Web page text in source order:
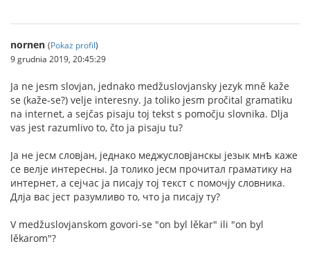
nornen (Pokaż profil)
9 grudnia 2019, 20:45:29
Ja ne jesm slovjan, jednako medžuslovjansky jezyk mně kaže
se (kaže-se?) velje interesny. Ja toliko jesm pročital gramatiku
na internet, a sejčas pisaju toj tekst s pomočju slovnika. Dlja
vas jest razumlivo to, čto ja pisaju tu?
Jа не jесм словjан, jеднако меджусловjанскы jезык мнѣ каже
се велjе интересны. Jа толико jесм прочитал граматику на
интернет, а сеjчас jа писаjу тоj текст с помочjу словника.
Длjа вас jест разумливо то, что jа писаjу ту?
V medžuslovjanskom govori-se "on byl lěkar" ili "on byl
lěkarom"?